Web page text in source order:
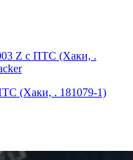
(Хаки, . 181079-1)